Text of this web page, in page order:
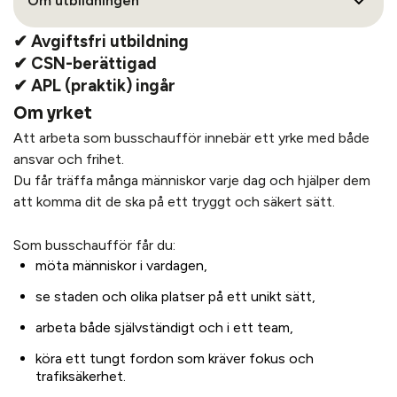
✔ Avgiftsfri utbildning
✔ CSN-berättigad
✔ APL (praktik) ingår
Om yrket
Att arbeta som busschaufför innebär ett yrke med både
ansvar och frihet.
Du får träffa många människor varje dag och hjälper dem
att komma dit de ska på ett tryggt och säkert sätt.
Som busschaufför får du:
möta människor i vardagen,
se staden och olika platser på ett unikt sätt,
arbeta både självständigt och i ett team,
köra ett tungt fordon som kräver fokus och
trafiksäkerhet.